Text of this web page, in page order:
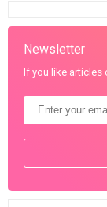
Newsletter
If you like articles